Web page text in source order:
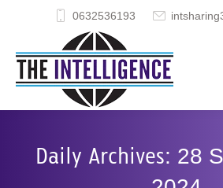
0632536193
Daily Archives: 28